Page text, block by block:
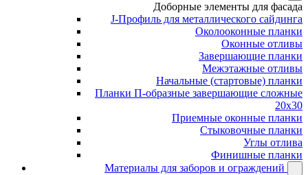
Доборные элементы для фасада
J-Профиль для металлического сайдинга
Околооконные планки
Оконные отливы
Завершающие планки
Межэтажные отливы
Начальные (стартовые) планки
Планки П-образные завершающие сложные
20x30
Приемные оконные планки
Стыковочные планки
Углы отлива
Финишные планки
Материалы для заборов и ограждений